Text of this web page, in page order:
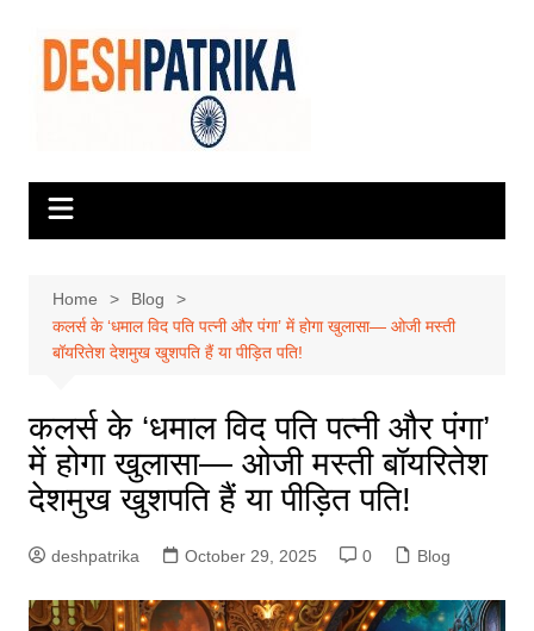
content
Home
Blog
कलर्स के ‘धमाल विद पति पत्नी और पंगा’ में होगा खुलासा— ओजी मस्ती
बॉयरितेश देशमुख खुशपति हैं या पीड़ित पति!
कलर्स के ‘धमाल विद पति पत्नी और पंगा’
में होगा खुलासा— ओजी मस्ती बॉयरितेश
देशमुख खुशपति हैं या पीड़ित पति!
deshpatrika October 29, 2025 0 Blog